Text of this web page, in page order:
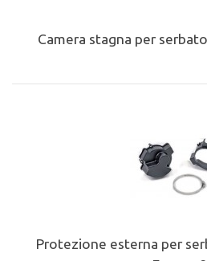
Camera stagna per
Protezione esterna per